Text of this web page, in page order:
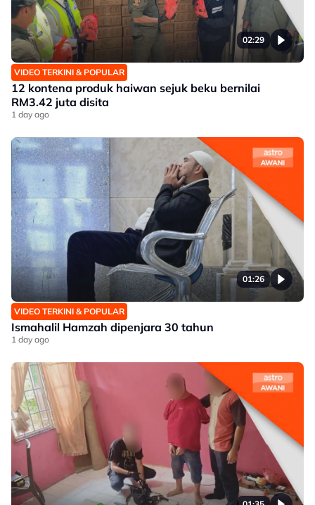
02:29
VIDEO TERKINI & POPULAR
12 kontena produk haiwan sejuk beku bernilai
RM3.42 juta disita
1 day ago
01:26
VIDEO TERKINI & POPULAR
Ismahalil Hamzah dipenjara 30 tahun
1 day ago